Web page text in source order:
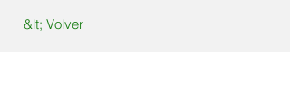
&lt; Volver